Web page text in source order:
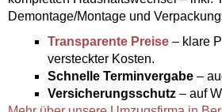
Demontage/Montage und
Transparente Preise – klare
versteckter Kosten.
Schnelle Terminvergabe –
Versicherungsschutz – auf